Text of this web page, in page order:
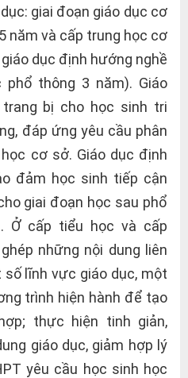
giai đoạn giáo dục cơ
năm và cấp trung học cơ
dục định hướng nghề
phổ thông 3 năm). Giáo
bị cho học sinh tri
đáp ứng yêu cầu phân
cơ sở. Giáo dục định
đảm học sinh tiếp cận
giai đoạn học sau phổ
Ở cấp tiểu học và cấp
những nội dung liên
lĩnh vực giáo dục, một
trình hiện hành để tạo
thực hiện tinh giản,
giáo dục, giảm hợp lý
yêu cầu học sinh học